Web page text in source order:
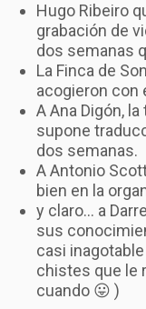
Trabajos
Enlaces
Contacto
Hugo Ribeiro
grabación de
dos semanas
La Finca de
acogieron con
A Ana Digón,
supone
dos semanas.
A Antonio
bien en la
y claro… a
sus
casi
chistes que le
cuando 😛 )